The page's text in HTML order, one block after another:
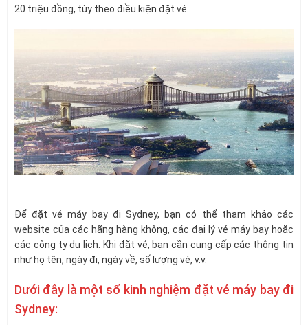
20 triệu đồng, tùy theo điều kiện đặt vé.
Để đặt vé máy bay đi Sydney, bạn có thể tham khảo các
website của các hãng hàng không, các đại lý vé máy bay hoặc
các công ty du lịch. Khi đặt vé, bạn cần cung cấp các thông tin
như họ tên, ngày đi, ngày về, số lượng vé, v.v.
Dưới đây là một số kinh nghiệm đặt vé máy bay đi
Sydney: